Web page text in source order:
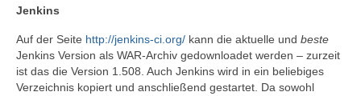
Jenkins
Auf der Seite http://jenkins-ci.org/ kann die aktuelle und beste
Jenkins Version als WAR-Archiv gedownloadet werden – zurzeit
ist das die Version 1.508. Auch Jenkins wird in ein beliebiges
Verzeichnis kopiert und anschließend gestartet. Da sowohl